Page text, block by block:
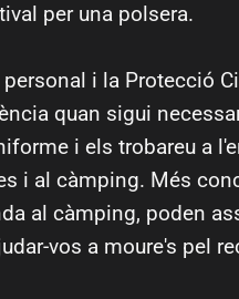
per una polsera.
i la Protecció
quan sigui
i els trobareu a
i al càmping. Més
al càmping, poden
vos a moure's pel